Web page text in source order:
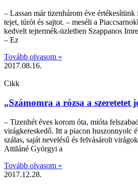
– Lassan már tizenhárom éve
tejet, túrót és sajtot. – meséli a
kedvelt tejtermék-üzletben Szappanos
– Ez
Tovább olvasom »
2017.08.16.
Cikk
„Számomra a rózsa a szeretetet
– Tizenhét éves korom óta, mióta
virágkereskedő. Itt a piacon huszonnyolc
szálas, saját nevelésű és felvásárolt
Attiláné Györgyi a
Tovább olvasom »
2017.12.28.